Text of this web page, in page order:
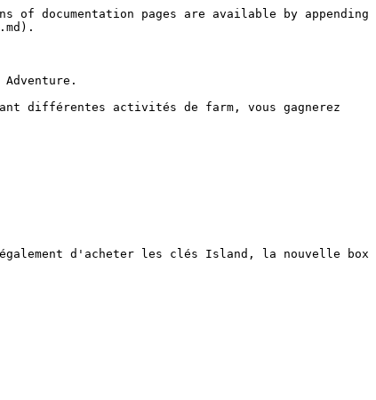
documentation pages are available by appending
différentes activités de farm, vous gagnerez
d'acheter les clés Island, la nouvelle box